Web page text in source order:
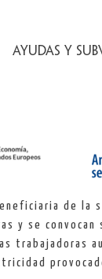
Ayudas y
beneficiaria
y se
trabajadoras